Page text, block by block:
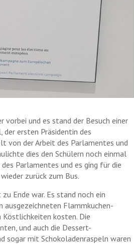
vorbei und es stand der Besuch einer
der ersten Präsidentin des
von der Arbeit des Parlamentes und
dies den Schülern noch einmal
Parlamentes und es ging für die
zurück zum Bus.
Ende war. Es stand noch ein
Flammkuchen-
Köstlichkeiten kosten. Die
und auch die Dessert-
sogar mit Schokoladenraspeln waren